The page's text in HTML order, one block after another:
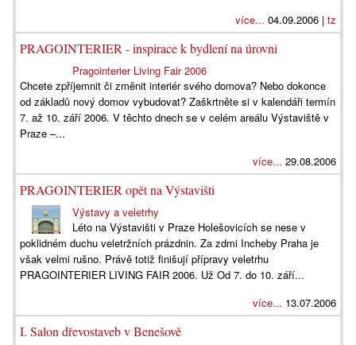
více... 04.09.2006 | tz
PRAGOINTERIER - inspirace k bydlení na úrovni
Pragointerier Living Fair 2006
Chcete zpříjemnit či změnit interiér svého domova? Nebo dokonce
od základů nový domov vybudovat? Zaškrtněte si v kalendáři termín
7. až 10. září 2006. V těchto dnech se v celém areálu Výstaviště v
Praze –...
více... 29.08.2006
PRAGOINTERIER opět na Výstavišti
Výstavy a veletrhy
Léto na Výstavišti v Praze Holešovicích se nese v
poklidném duchu veletržních prázdnin. Za zdmi Incheby Praha je
však velmi rušno. Právě totiž finišují přípravy veletrhu
PRAGOINTERIER LIVING FAIR 2006. Už Od 7. do 10. září...
více... 13.07.2006
I. Salon dřevostaveb v Benešově